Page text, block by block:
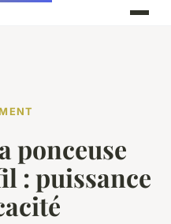
ponceuse
: puissance